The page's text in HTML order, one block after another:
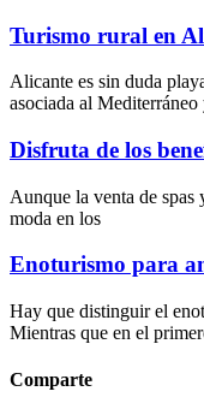
Turismo rural en
Alicante es sin duda
asociada al
Disfruta de los
Aunque la venta de spas
moda en los
Enoturismo para
Hay que distinguir el
Mientras que en el
Comparte